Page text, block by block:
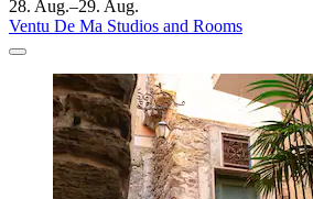
28. Aug.–29. Aug.
Ventu De Ma Studios and Rooms